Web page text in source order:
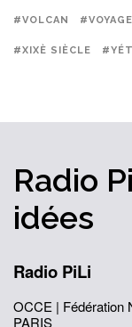
#VOLCAN #VOYAGE
#XIXÈ SIÈCLE
Radio
idées
Radio PiLi
OCCE | Fédération
PARIS